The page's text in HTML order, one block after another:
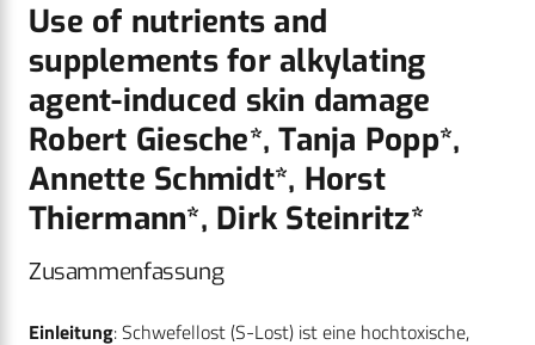
Use of nutrients and
supplements for alkylating
agent-induced skin damage
Robert Giesche*, Tanja Popp*,
Annette Schmidt*, Horst
Thiermann*, Dirk Steinritz*
Zusammenfassung
Einleitung: Schwefellost (S-Lost) ist eine hochtoxische,